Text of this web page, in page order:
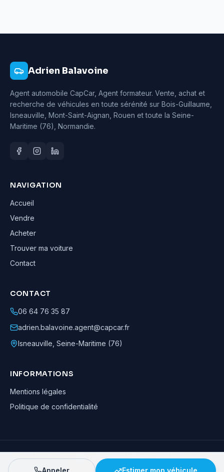
Adrien Balavoine
Agent automobile CapCar, Agent formateur. Vente, achat et
recherche de véhicules en toute sérénité sur Bois-Guillaume,
Isneauville, Mont-Saint-Aignan, Rouen et toute la Seine-
Maritime (76), Normandie.
NAVIGATION
Accueil
Vendre
Acheter
Trouver ma voiture
Contact
CONTACT
06 64 76 35 87
adrien.balavoine.agent@capcar.fr
Isneauville Seine-Maritime (76)
INFORMATIONS
Mentions légales
Politique de confidentialité
Adrien Balavoine—Agent automobile CapCar, Agent formateur· ©
· Tous droits réservés
Appeler Estimer mon véhicule